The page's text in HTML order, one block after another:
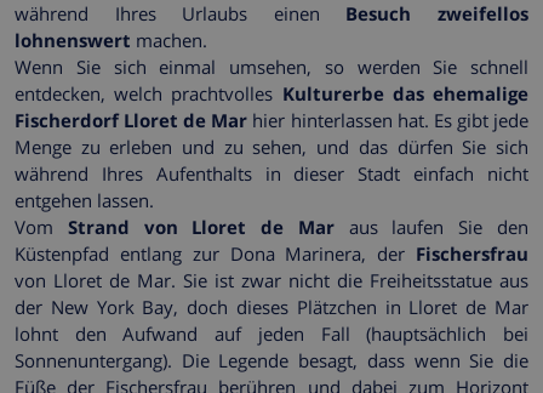
während Ihres Urlaubs einen Besuch zweifellos
lohnenswert machen.
Wenn Sie sich einmal umsehen, so werden Sie schnell
entdecken, welch prachtvolles Kulturerbe das ehemalige
Fischerdorf Lloret de Mar hier hinterlassen hat. Es gibt jede
Menge zu erleben und zu sehen, und das dürfen Sie sich
während Ihres Aufenthalts in dieser Stadt einfach nicht
entgehen lassen.
Vom Strand von Lloret de Maraus laufen Sie den
Küstenpfad entlang zur Dona Marinera, der Fischersfrau
von Lloret de Mar. Sie ist zwar nicht die Freiheitsstatue aus
der New York Bay, doch dieses Plätzchen in Lloret de Mar
lohnt den Aufwand auf jeden Fall (hauptsächlich bei
Sonnenuntergang). Die Legende besagt, dass wenn Sie die
Füße der Fischersfrau berühren und dabei zum Horizont